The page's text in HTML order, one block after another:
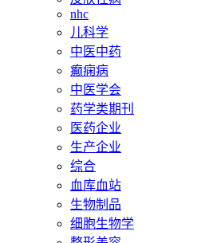
nhc
儿科学
中医中药
癫痫病
中医学会
药学类期刊
医药企业
生产企业
综合
血库血站
生物制品
细胞生物学